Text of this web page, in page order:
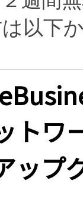
以下
トワ
ップ